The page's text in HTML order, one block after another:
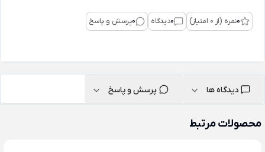
0نمره (از 0 امتیاز) 0دیدگاه 0پرسش و پاسخ
دیدگاه ها پرسش و پاسخ
محصولات مرتبط